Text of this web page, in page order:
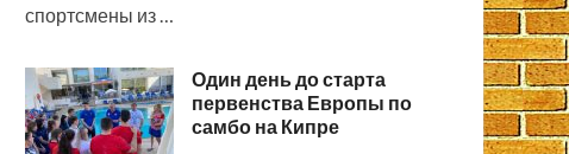
спортсмены из …
Один день до старта
первенства Европы по
самбо на Кипре